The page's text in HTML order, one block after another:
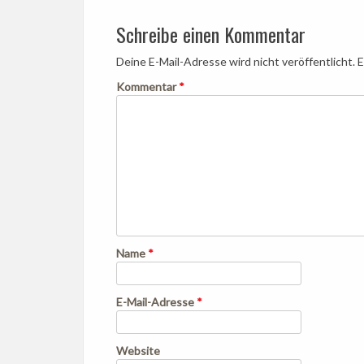
Schreibe einen Kommentar
Deine E-Mail-Adresse wird nicht veröffentlicht.
Kommentar*
Name *
E-Mail-Adresse *
Website